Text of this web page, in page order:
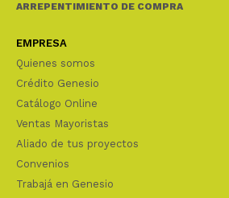
ARREPENTIMIENTO DE COMPRA
EMPRESA
Quienes somos
Crédito Genesio
Catálogo Online
Ventas Mayoristas
Aliado de tus proyectos
Convenios
Trabajá en Genesio